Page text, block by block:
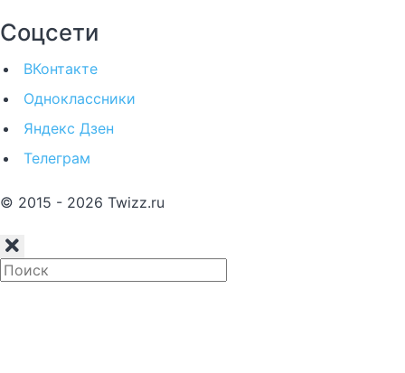
Соцсети
ВКонтакте
Одноклассники
Яндекс Дзен
Телеграм
© 2015 - 2026 Twizz.ru